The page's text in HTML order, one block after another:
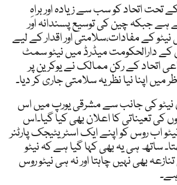
تحت اتحاد کو سب سے زیادہ اور براہِ
جبکہ چین کی توسیع پسندانہ اور
نیٹو کے مفادات،سلامتی اور اقدار کے لیے
کے دارالحکومت میڈرڈ میں نیٹو سمٹ
اتحاد کے رکن ممالک نے یوکرین پر
اپنا نیا نظریہ سلامتی جاری کر دیا۔
کی جانب سے مشرقی یورپ میں اس
کی تعیناتی کا اعلان بھی کیا گیا۔اس
اب روس کو اپنے ایک اسٹریٹیجک پارٹنر
ساتھ ہی یہ بھی کہا گیا ہے کہ نیٹو
بھی نہیں چاہتا اور نہ ہی نیٹو روس